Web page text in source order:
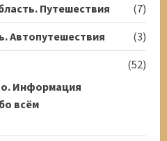
Путешествия
(7)
Автопутешествия
(3)
(52)
Информация
всём